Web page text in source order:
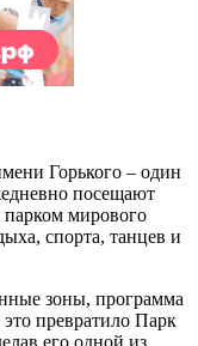
Горького – один
посещают
парком мирового
спорта, танцев и
зоны, программа
превратило Парк
его одной из